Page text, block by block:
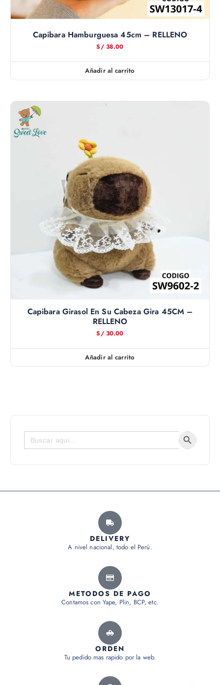
Capibara Hamburguesa 45cm – RELLENO
S/38.00
Añadir al carrito
Capibara Girasol En Su Cabeza Gira 45CM –
RELLENO
S/30.00
Añadir al carrito
Buscar: Botón de
DELIVERY
A nivel nacional, todo el Perú.
METODOS DE PAGO
Contamos con Yape, Plin, BCP, etc.
ORDEN
Tu pedido mas rapido por la web.